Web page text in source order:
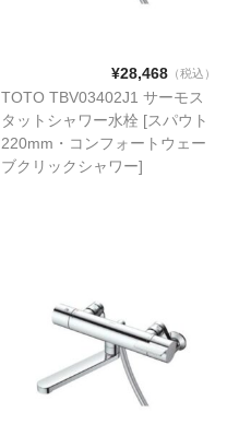
¥28,468（税込）
TOTO TBV03402J1 サーモス
タットシャワー水栓 [スパウト
220mm・コンフォートウェー
ブクリックシャワー]